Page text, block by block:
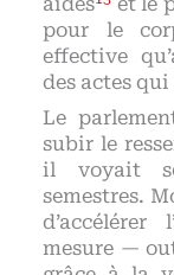
pour le
effective
des actes
Le
subir le
il voyait
semestres.
d’accélérer
mesure —